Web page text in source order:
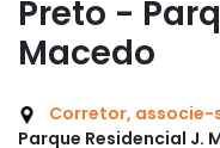
Preto -
Macedo
Corretor, associe-
Parque Residencial J.